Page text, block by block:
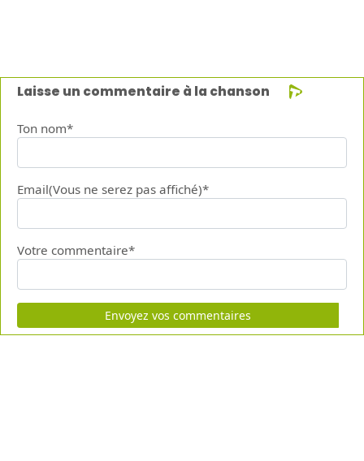
Laisse un commentaire à la chanson
Ton nom*
Email(Vous ne serez pas affiché)*
Votre commentaire*
Envoyez vos commentaires